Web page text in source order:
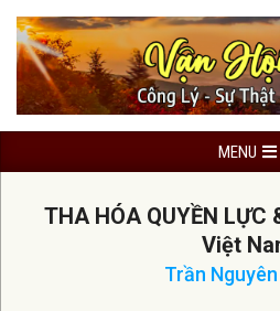
Skip
content
Navigation
MENU
THA HÓA QUYỀN LỰC
Việt
Trần